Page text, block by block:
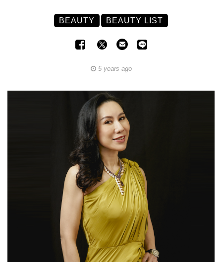
BEAUTY BEAUTY LIST
5 years ago